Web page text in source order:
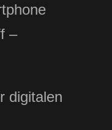
–
digitalen